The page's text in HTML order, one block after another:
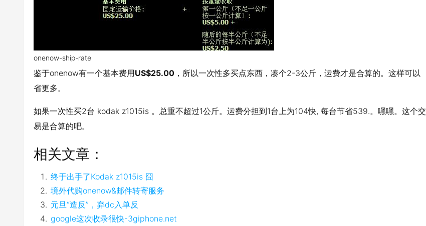
onenow-ship-rate
鉴于onenow有一个基本费用US$25.00 ，所以一次性多买点东西，凑个2-3公斤，运费才是合算的。这样可以
省更多。
如果一次性买2台 kodak z1015is 。总重不超过1公斤。运费分担到1台上为104快, 每台节省539.。嘿嘿。这个交
易是合算的吧。
相关文章：
终于出手了Kodak z1015is 囧
境外代购onenow&邮件转寄服务
元旦“造反”，弃dc入单反
google这次收录很快-3giphone.net